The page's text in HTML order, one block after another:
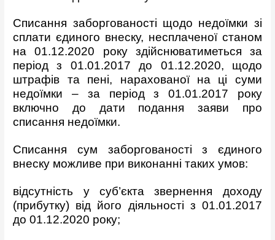
Списання заборгованості щодо недоїмки зі
сплати єдиного внеску, несплаченої станом
на 01.12.2020 року здійснюватиметься за
період з 01.01.2017 до 01.12.2020, щодо
штрафів та пені, нарахованої на ці суми
недоїмки – за період з 01.01.2017 року
включно до дати подання заяви про
списання недоїмки.
Списання сум заборгованості з єдиного
внеску можливе при виконанні таких умов:
відсутність у суб’єкта звернення доходу
(прибутку) від його діяльності з 01.01.2017
до 01.12.2020 року;